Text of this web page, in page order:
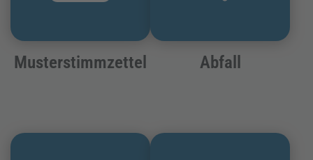
Musterstimmzettel Abfall